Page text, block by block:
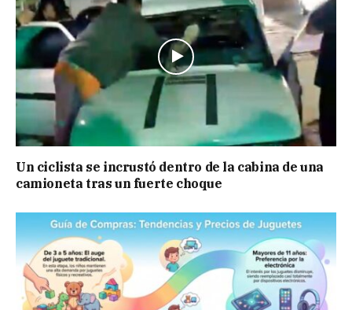
Un ciclista se incrustó dentro de la cabina de una
camioneta tras un fuerte choque